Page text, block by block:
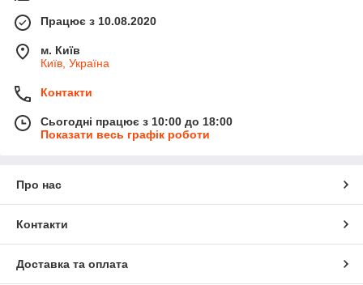
Працює з 10.08.2020
м. Київ
Київ, Україна
Контакти
Сьогодні працює з 10:00 до 18:00
Показати весь графік роботи
Про нас
Контакти
Доставка та оплата